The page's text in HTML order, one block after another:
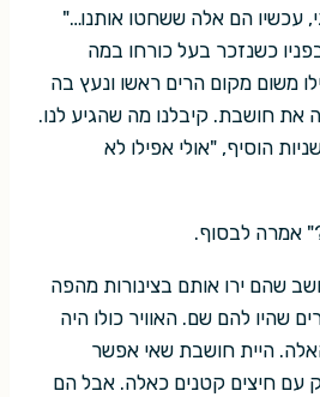
עכשיו הם אלה ששחטו אותנו…"
כשנזכר בעל כורחו במה
משום מקום הרים ראשו ונעץ בה
את חושבת. קיבלנו מה שהגיע לנו.
הוסיף, "אולי אפילו לא
אמרה לבסוף.
שהם ירו אותם בצינורות מהפה
שהיו להם שם. האוויר כולו היה
היית חושבת שאי אפשר
עם חיצים קטנים כאלה. אבל הם